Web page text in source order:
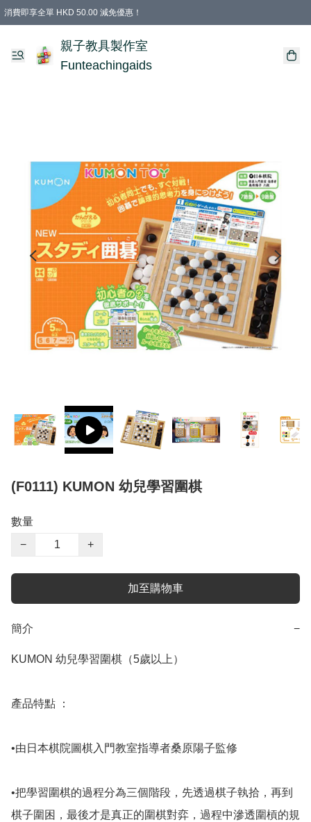
消費即享全單 HKD 50.00 減免優惠！
購物滿 HKD 699.00即享免運費優惠！（適用於 特定的送貨方式 )
凡購物滿HKD 699.00，即享免費禮品
親子教具製作室
Funteachingaids
(F0111) KUMON 幼兒學習圍棋
數量
−
+
加至購物車
簡介 −
KUMON 幼兒學習圍棋（5歲以上）
產品特點 ：
•由日本棋院圖棋入門教室指導者桑原陽子監修
•把學習圍棋的過程分為三個階段，先透過棋子執拾，再到
棋子圍困，最後才是真正的圍棋對弈，過程中滲透圍槓的規